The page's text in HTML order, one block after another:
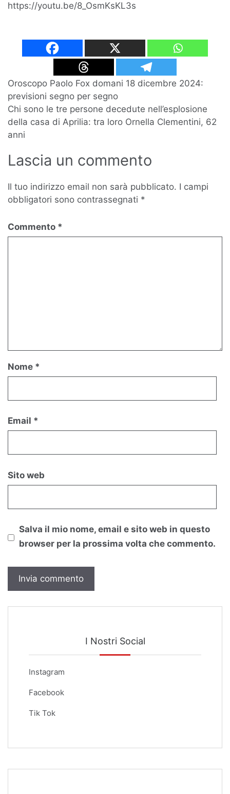
https://youtu.be/8_OsmKsKL3s
Navigazione
articoli
Oroscopo Paolo Fox domani 18 dicembre 2024:
previsioni segno per segno
Chi sono le tre persone decedute nell’esplosione
della casa di Aprilia: tra loro Ornella Clementini, 62
anni
Lascia un commento
Il tuo indirizzo email non sarà pubblicato. I campi
obbligatori sono contrassegnati *
Commento *
Nome *
Email *
Sito web
Salva il mio nome, email e sito web in questo
browser per la prossima volta che commento.
I Nostri Social
Instagram
Facebook
Tik Tok